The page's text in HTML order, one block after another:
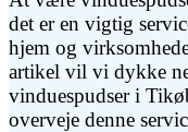
det er en vigtig
hjem og
artikel vil vi dykke
vinduespudser i
overveje denne